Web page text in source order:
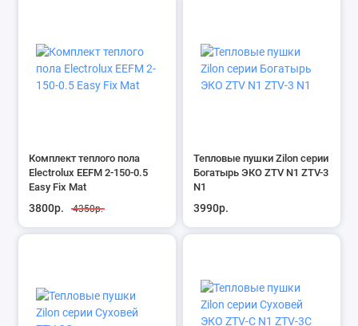
Комплект теплого пола
Electrolux EEFM 2-150-0.5
Easy Fix Mat
3800р. 4350р.
Тепловые пушки Zilon серии
Богатырь ЭКО ZTV N1 ZTV-3
N1
3990р.